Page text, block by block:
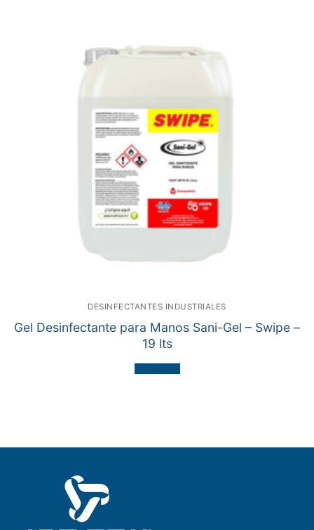
DESINFECTANTES INDUSTRIALES
Gel Desinfectante para Manos Sani-Gel – Swipe –
19 lts
Read More